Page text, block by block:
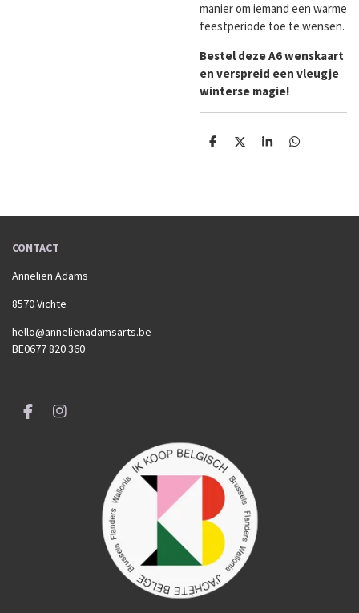
manier om iemand een warme
feestperiode toe te wensen.
Bestel deze A6 wenskaart
en verspreid een vleugje
winterse magie!
D
D
S
D
CONTACT
Annelien Adams
8570 Vichte
hello@annelienadamsarts.be
BE0677 820 360
F
I